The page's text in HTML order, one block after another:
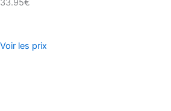
33.95€
Voir les prix